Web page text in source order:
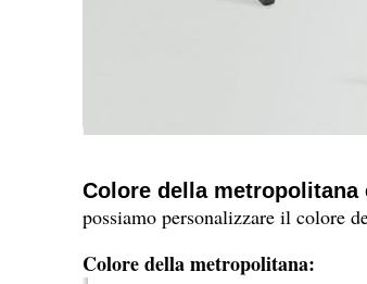
Colore della
possiamo personalizzare il colore
Colore della metropolitana: